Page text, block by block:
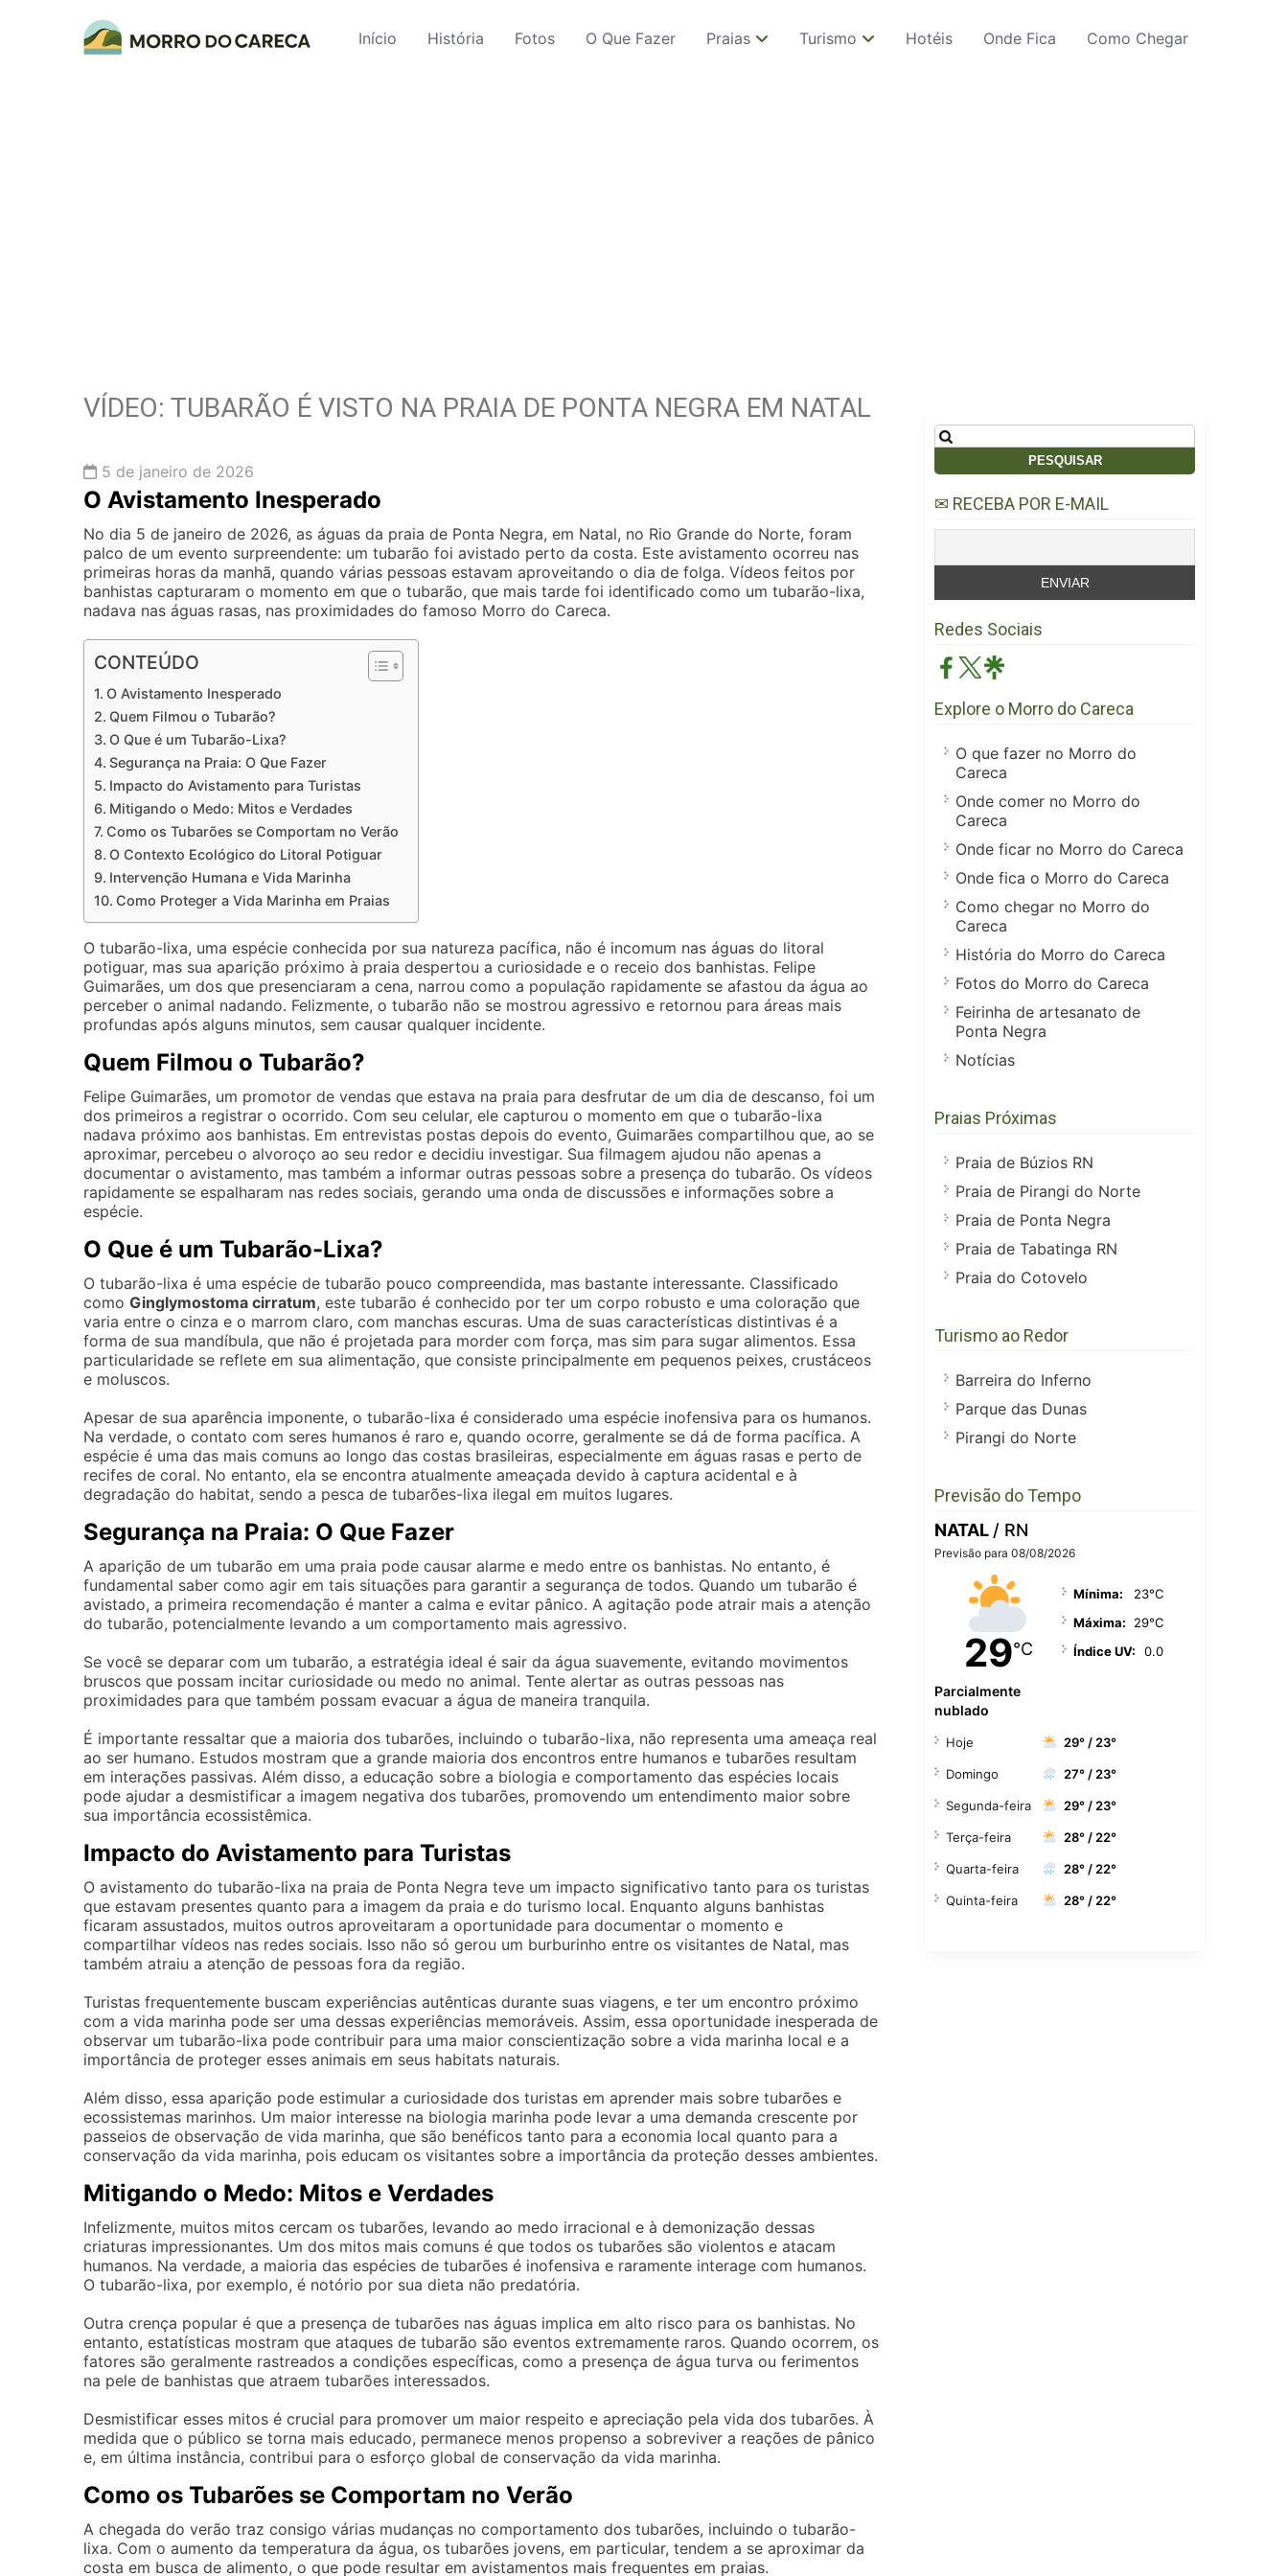
Início História Fotos O Que Fazer Praias Turismo Hotéis Onde Fica Como Chegar
VÍDEO: TUBARÃO É VISTO NA PRAIA DE PONTA NEGRA EM NATAL
5 de janeiro de 2026
O Avistamento Inesperado
No dia 5 de janeiro de 2026, as águas da praia de Ponta Negra, em Natal, no Rio Grande do Norte, foram
palco de um evento surpreendente: um tubarão foi avistado perto da costa. Este avistamento ocorreu nas
primeiras horas da manhã, quando várias pessoas estavam aproveitando o dia de folga. Vídeos feitos por
banhistas capturaram o momento em que o tubarão, que mais tarde foi identificado como um tubarão-lixa,
nadava nas águas rasas, nas proximidades do famoso Morro do Careca.
CONTEÚDO
O Avistamento Inesperado
Quem Filmou o Tubarão?
O Que é um Tubarão-Lixa?
Segurança na Praia: O Que Fazer
Impacto do Avistamento para Turistas
Mitigando o Medo: Mitos e Verdades
Como os Tubarões se Comportam no Verão
O Contexto Ecológico do Litoral Potiguar
Intervenção Humana e Vida Marinha
Como Proteger a Vida Marinha em Praias
O tubarão-lixa, uma espécie conhecida por sua natureza pacífica, não é incomum nas águas do litoral
potiguar, mas sua aparição próximo à praia despertou a curiosidade e o receio dos banhistas. Felipe
Guimarães, um dos que presenciaram a cena, narrou como a população rapidamente se afastou da água ao
perceber o animal nadando. Felizmente, o tubarão não se mostrou agressivo e retornou para áreas mais
profundas após alguns minutos, sem causar qualquer incidente.
Quem Filmou o Tubarão?
Felipe Guimarães, um promotor de vendas que estava na praia para desfrutar de um dia de descanso, foi um
dos primeiros a registrar o ocorrido. Com seu celular, ele capturou o momento em que o tubarão-lixa
nadava próximo aos banhistas. Em entrevistas postas depois do evento, Guimarães compartilhou que, ao se
aproximar, percebeu o alvoroço ao seu redor e decidiu investigar. Sua filmagem ajudou não apenas a
documentar o avistamento, mas também a informar outras pessoas sobre a presença do tubarão. Os vídeos
rapidamente se espalharam nas redes sociais, gerando uma onda de discussões e informações sobre a
espécie.
O Que é um Tubarão-Lixa?
O tubarão-lixa é uma espécie de tubarão pouco compreendida, mas bastante interessante. Classificado
como Ginglymostoma cirratum, este tubarão é conhecido por ter um corpo robusto e uma coloração que
varia entre o cinza e o marrom claro, com manchas escuras. Uma de suas características distintivas é a
forma de sua mandíbula, que não é projetada para morder com força, mas sim para sugar alimentos. Essa
particularidade se reflete em sua alimentação, que consiste principalmente em pequenos peixes, crustáceos
e moluscos.
Apesar de sua aparência imponente, o tubarão-lixa é considerado uma espécie inofensiva para os humanos.
Na verdade, o contato com seres humanos é raro e, quando ocorre, geralmente se dá de forma pacífica. A
espécie é uma das mais comuns ao longo das costas brasileiras, especialmente em águas rasas e perto de
recifes de coral. No entanto, ela se encontra atualmente ameaçada devido à captura acidental e à
degradação do habitat, sendo a pesca de tubarões-lixa ilegal em muitos lugares.
Segurança na Praia: O Que Fazer
A aparição de um tubarão em uma praia pode causar alarme e medo entre os banhistas. No entanto, é
fundamental saber como agir em tais situações para garantir a segurança de todos. Quando um tubarão é
avistado, a primeira recomendação é manter a calma e evitar pânico. A agitação pode atrair mais a atenção
do tubarão, potencialmente levando a um comportamento mais agressivo.
Se você se deparar com um tubarão, a estratégia ideal é sair da água suavemente, evitando movimentos
bruscos que possam incitar curiosidade ou medo no animal. Tente alertar as outras pessoas nas
proximidades para que também possam evacuar a água de maneira tranquila.
É importante ressaltar que a maioria dos tubarões, incluindo o tubarão-lixa, não representa uma ameaça real
ao ser humano. Estudos mostram que a grande maioria dos encontros entre humanos e tubarões resultam
em interações passivas. Além disso, a educação sobre a biologia e comportamento das espécies locais
pode ajudar a desmistificar a imagem negativa dos tubarões, promovendo um entendimento maior sobre
sua importância ecossistêmica.
Impacto do Avistamento para Turistas
O avistamento do tubarão-lixa na praia de Ponta Negra teve um impacto significativo tanto para os turistas
que estavam presentes quanto para a imagem da praia e do turismo local. Enquanto alguns banhistas
ficaram assustados, muitos outros aproveitaram a oportunidade para documentar o momento e
compartilhar vídeos nas redes sociais. Isso não só gerou um burburinho entre os visitantes de Natal, mas
também atraiu a atenção de pessoas fora da região.
Turistas frequentemente buscam experiências autênticas durante suas viagens, e ter um encontro próximo
com a vida marinha pode ser uma dessas experiências memoráveis. Assim, essa oportunidade inesperada de
observar um tubarão-lixa pode contribuir para uma maior conscientização sobre a vida marinha local e a
importância de proteger esses animais em seus habitats naturais.
Além disso, essa aparição pode estimular a curiosidade dos turistas em aprender mais sobre tubarões e
ecossistemas marinhos. Um maior interesse na biologia marinha pode levar a uma demanda crescente por
passeios de observação de vida marinha, que são benéficos tanto para a economia local quanto para a
conservação da vida marinha, pois educam os visitantes sobre a importância da proteção desses ambientes.
Mitigando o Medo: Mitos e Verdades
Infelizmente, muitos mitos cercam os tubarões, levando ao medo irracional e à demonização dessas
criaturas impressionantes. Um dos mitos mais comuns é que todos os tubarões são violentos e atacam
humanos. Na verdade, a maioria das espécies de tubarões é inofensiva e raramente interage com humanos.
O tubarão-lixa, por exemplo, é notório por sua dieta não predatória.
Outra crença popular é que a presença de tubarões nas águas implica em alto risco para os banhistas. No
entanto, estatísticas mostram que ataques de tubarão são eventos extremamente raros. Quando ocorrem, os
fatores são geralmente rastreados a condições específicas, como a presença de água turva ou ferimentos
na pele de banhistas que atraem tubarões interessados.
Desmistificar esses mitos é crucial para promover um maior respeito e apreciação pela vida dos tubarões. À
medida que o público se torna mais educado, permanece menos propenso a sobreviver a reações de pânico
e, em última instância, contribui para o esforço global de conservação da vida marinha.
Como os Tubarões se Comportam no Verão
A chegada do verão traz consigo várias mudanças no comportamento dos tubarões, incluindo o tubarão-
lixa. Com o aumento da temperatura da água, os tubarões jovens, em particular, tendem a se aproximar da
costa em busca de alimento, o que pode resultar em avistamentos mais frequentes em praias.
Pesquisar
por:
✉ RECEBA POR E-MAIL
Redes Sociais
Explore o Morro do Careca
O que fazer no Morro do
Careca
Onde comer no Morro do
Careca
Onde ficar no Morro do Careca
Onde fica o Morro do Careca
Como chegar no Morro do
Careca
História do Morro do Careca
Fotos do Morro do Careca
Feirinha de artesanato de
Ponta Negra
Notícias
Praias Próximas
Praia de Búzios RN
Praia de Pirangi do Norte
Praia de Ponta Negra
Praia de Tabatinga RN
Praia do Cotovelo
Turismo ao Redor
Barreira do Inferno
Parque das Dunas
Pirangi do Norte
Previsão do Tempo
NATAL / RN
Previsão para 08/08/2026
29°C
Parcialmente
nublado
Mínima:
23°C
Máxima:
29°C
Índice UV:
0.0
Hoje 29° / 23°
Domingo 27° / 23°
Segunda-feira 29° / 23°
Terça-feira 28° / 22°
Quarta-feira 28° / 22°
Quinta-feira 28° / 22°